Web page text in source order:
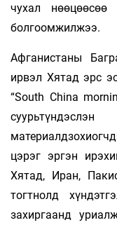
чухал
болгоомжилжээ.
Афганистаны
ирвэл Хятад эрс
“South China
цэрэг эргэн
Хятад, Иран,
тогтнолд
захиргаанд